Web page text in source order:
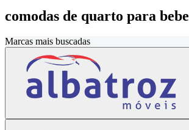
comodas de quarto para bebe
Marcas mais buscadas